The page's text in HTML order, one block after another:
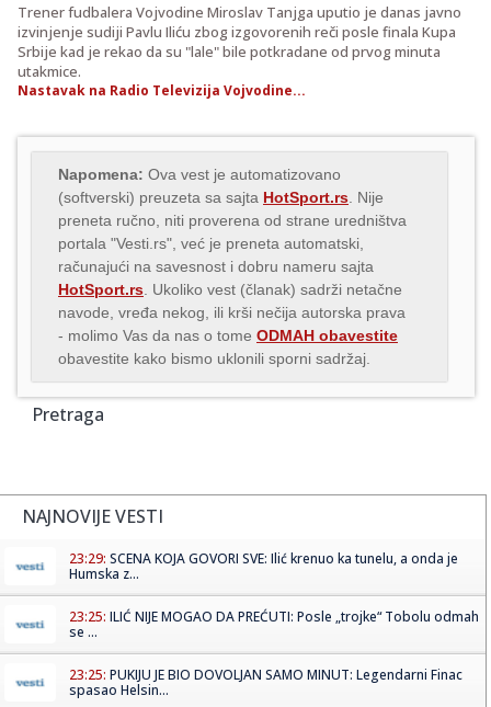
Trener fudbalera Vojvodine Miroslav Tanjga uputio je danas javno
izvinjenje sudiji Pavlu Iliću zbog izgovorenih reči posle finala Kupa
Srbije kad je rekao da su "lale" bile potkradane od prvog minuta
utakmice.
Nastavak na Radio Televizija Vojvodine...
Napomena: Ova vest je automatizovano
(softverski) preuzeta sa sajta HotSport.rs . Nije
preneta ručno, niti proverena od strane uredništva
portala "Vesti.rs", već je preneta automatski,
računajući na savesnost i dobru nameru sajta
HotSport.rs . Ukoliko vest (članak) sadrži netačne
navode, vređa nekog, ili krši nečija autorska prava
- molimo Vas da nas o tome ODMAH obavestite
obavestite kako bismo uklonili sporni sadržaj.
Pretraga
NAJNOVIJE VESTI
23:29: SCENA KOJA GOVORI SVE: Ilić krenuo ka tunelu, a onda je
Humska z...
23:25: ILIĆ NIJE MOGAO DA PREĆUTI: Posle „trojke“ Tobolu odmah
se ...
23:25: PUKIJU JE BIO DOVOLJAN SAMO MINUT: Legendarni Finac
spasao Helsin...